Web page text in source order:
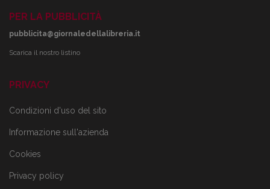
PER LA PUBBLICITÀ
pubblicita@giornaledellalibreria.it
Scarica il nostro listino
PRIVACY
Condizioni d'uso del sito
Informazione sull'azienda
Cookies
Privacy policy